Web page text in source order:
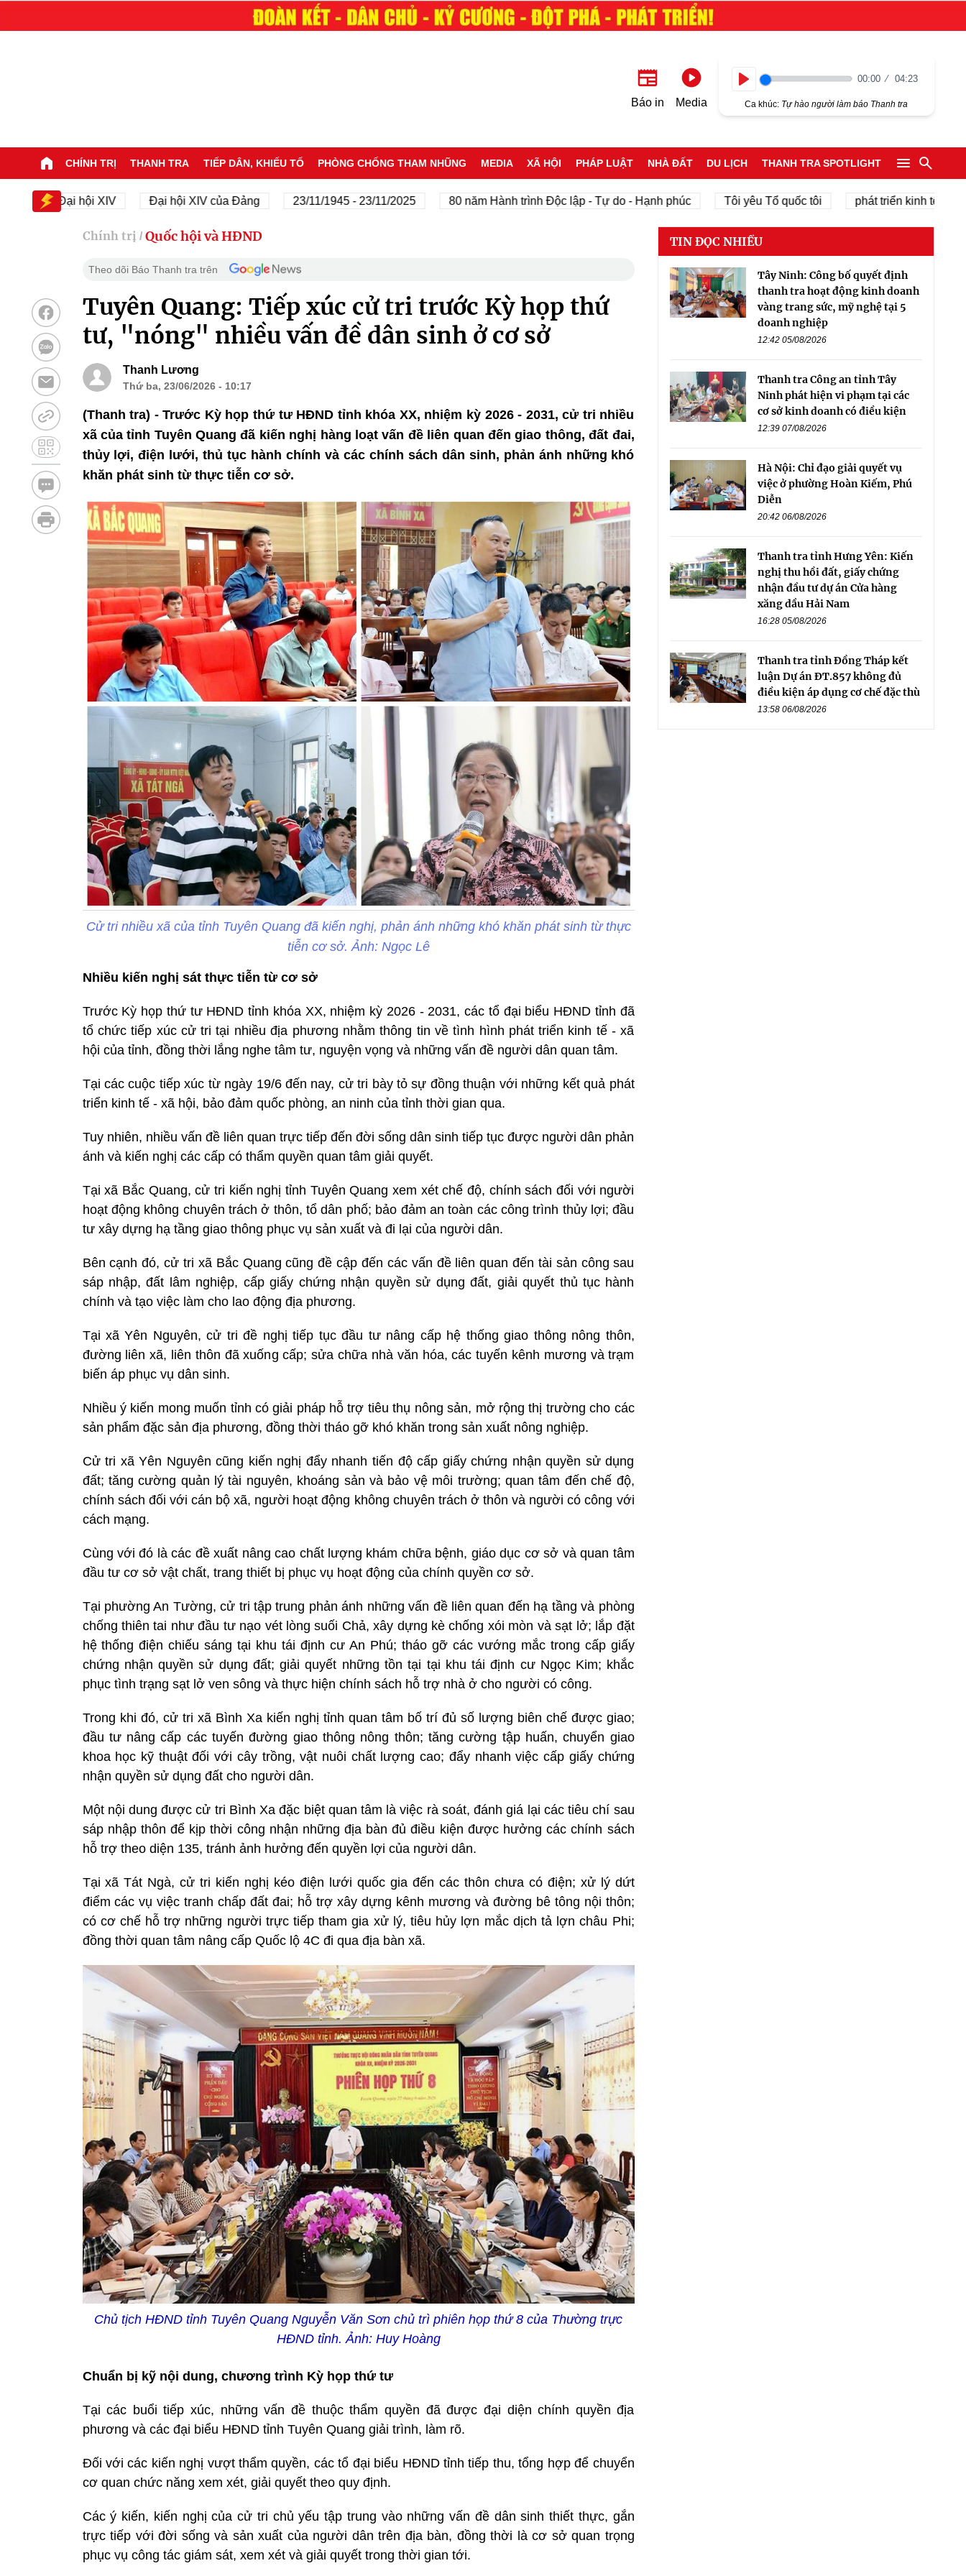
Báo in Media
00:00 04:23
Ca khúc: Tự hào người làm báo Thanh tra
CHÍNH TRỊ THANH TRA TIẾP DÂN, KHIẾU TỐ PHÒNG CHỐNG THAM NHŨNG MEDIA XÃ HỘI PHÁP LUẬT NHÀ ĐẤT DU LỊCH THANH TRA SPOTLIGHT
Đại hội XIV Đại hội XIV của Đảng 23/11/1945 - 23/11/2025 80 năm Hành trình Độc lập - Tự do - Hạnh phúc Tôi yêu Tổ quốc tôi phát triển kinh tế tư nhân
Chính trị / Quốc hội và HĐND
Theo dõi Báo Thanh tra trên
Tuyên Quang: Tiếp xúc cử tri trước Kỳ họp thứ
tư, "nóng" nhiều vấn đề dân sinh ở cơ sở
Thanh Lương
Thứ ba, 23/06/2026 - 10:17
(Thanh tra) - Trước Kỳ họp thứ tư HĐND tỉnh khóa XX, nhiệm kỳ 2026 - 2031, cử tri nhiều
xã của tỉnh Tuyên Quang đã kiến nghị hàng loạt vấn đề liên quan đến giao thông, đất đai,
thủy lợi, điện lưới, thủ tục hành chính và các chính sách dân sinh, phản ánh những khó
khăn phát sinh từ thực tiễn cơ sở.
Cử tri nhiều xã của tỉnh Tuyên Quang đã kiến nghị, phản ánh những khó khăn phát sinh từ thực
tiễn cơ sở. Ảnh: Ngọc Lê
Nhiều kiến nghị sát thực tiễn từ cơ sở
Trước Kỳ họp thứ tư HĐND tỉnh khóa XX, nhiệm kỳ 2026 - 2031, các tổ đại biểu HĐND tỉnh đã
tổ chức tiếp xúc cử tri tại nhiều địa phương nhằm thông tin về tình hình phát triển kinh tế - xã
hội của tỉnh, đồng thời lắng nghe tâm tư, nguyện vọng và những vấn đề người dân quan tâm.
Tại các cuộc tiếp xúc từ ngày 19/6 đến nay, cử tri bày tỏ sự đồng thuận với những kết quả phát
triển kinh tế - xã hội, bảo đảm quốc phòng, an ninh của tỉnh thời gian qua.
Tuy nhiên, nhiều vấn đề liên quan trực tiếp đến đời sống dân sinh tiếp tục được người dân phản
ánh và kiến nghị các cấp có thẩm quyền quan tâm giải quyết.
Tại xã Bắc Quang, cử tri kiến nghị tỉnh Tuyên Quang xem xét chế độ, chính sách đối với người
hoạt động không chuyên trách ở thôn, tổ dân phố; bảo đảm an toàn các công trình thủy lợi; đầu
tư xây dựng hạ tầng giao thông phục vụ sản xuất và đi lại của người dân.
Bên cạnh đó, cử tri xã Bắc Quang cũng đề cập đến các vấn đề liên quan đến tài sản công sau
sáp nhập, đất lâm nghiệp, cấp giấy chứng nhận quyền sử dụng đất, giải quyết thủ tục hành
chính và tạo việc làm cho lao động địa phương.
Tại xã Yên Nguyên, cử tri đề nghị tiếp tục đầu tư nâng cấp hệ thống giao thông nông thôn,
đường liên xã, liên thôn đã xuống cấp; sửa chữa nhà văn hóa, các tuyến kênh mương và trạm
biến áp phục vụ dân sinh.
Nhiều ý kiến mong muốn tỉnh có giải pháp hỗ trợ tiêu thụ nông sản, mở rộng thị trường cho các
sản phẩm đặc sản địa phương, đồng thời tháo gỡ khó khăn trong sản xuất nông nghiệp.
Cử tri xã Yên Nguyên cũng kiến nghị đẩy nhanh tiến độ cấp giấy chứng nhận quyền sử dụng
đất; tăng cường quản lý tài nguyên, khoáng sản và bảo vệ môi trường; quan tâm đến chế độ,
chính sách đối với cán bộ xã, người hoạt động không chuyên trách ở thôn và người có công với
cách mạng.
Cùng với đó là các đề xuất nâng cao chất lượng khám chữa bệnh, giáo dục cơ sở và quan tâm
đầu tư cơ sở vật chất, trang thiết bị phục vụ hoạt động của chính quyền cơ sở.
Tại phường An Tường, cử tri tập trung phản ánh những vấn đề liên quan đến hạ tầng và phòng
chống thiên tai như đầu tư nạo vét lòng suối Chả, xây dựng kè chống xói mòn và sạt lở; lắp đặt
hệ thống điện chiếu sáng tại khu tái định cư An Phú; tháo gỡ các vướng mắc trong cấp giấy
chứng nhận quyền sử dụng đất; giải quyết những tồn tại tại khu tái định cư Ngọc Kim; khắc
phục tình trạng sạt lở ven sông và thực hiện chính sách hỗ trợ nhà ở cho người có công.
Trong khi đó, cử tri xã Bình Xa kiến nghị tỉnh quan tâm bố trí đủ số lượng biên chế được giao;
đầu tư nâng cấp các tuyến đường giao thông nông thôn; tăng cường tập huấn, chuyển giao
khoa học kỹ thuật đối với cây trồng, vật nuôi chất lượng cao; đẩy nhanh việc cấp giấy chứng
nhận quyền sử dụng đất cho người dân.
Một nội dung được cử tri Bình Xa đặc biệt quan tâm là việc rà soát, đánh giá lại các tiêu chí sau
sáp nhập thôn để kịp thời công nhận những địa bàn đủ điều kiện được hưởng các chính sách
hỗ trợ theo diện 135, tránh ảnh hưởng đến quyền lợi của người dân.
Tại xã Tát Ngà, cử tri kiến nghị kéo điện lưới quốc gia đến các thôn chưa có điện; xử lý dứt
điểm các vụ việc tranh chấp đất đai; hỗ trợ xây dựng kênh mương và đường bê tông nội thôn;
có cơ chế hỗ trợ những người trực tiếp tham gia xử lý, tiêu hủy lợn mắc dịch tả lợn châu Phi;
đồng thời quan tâm nâng cấp Quốc lộ 4C đi qua địa bàn xã.
Chủ tịch HĐND tỉnh Tuyên Quang Nguyễn Văn Sơn chủ trì phiên họp thứ 8 của Thường trực
HĐND tỉnh. Ảnh: Huy Hoàng
Chuẩn bị kỹ nội dung, chương trình Kỳ họp thứ tư
Tại các buổi tiếp xúc, những vấn đề thuộc thẩm quyền đã được đại diện chính quyền địa
phương và các đại biểu HĐND tỉnh Tuyên Quang giải trình, làm rõ.
Đối với các kiến nghị vượt thẩm quyền, các tổ đại biểu HĐND tỉnh tiếp thu, tổng hợp để chuyển
cơ quan chức năng xem xét, giải quyết theo quy định.
Các ý kiến, kiến nghị của cử tri chủ yếu tập trung vào những vấn đề dân sinh thiết thực, gắn
trực tiếp với đời sống và sản xuất của người dân trên địa bàn, đồng thời là cơ sở quan trọng
phục vụ công tác giám sát, xem xét và giải quyết trong thời gian tới.
TIN ĐỌC NHIỀU
Tây Ninh: Công bố quyết định
thanh tra hoạt động kinh doanh
vàng trang sức, mỹ nghệ tại 5
doanh nghiệp
12:42 05/08/2026
Thanh tra Công an tỉnh Tây
Ninh phát hiện vi phạm tại các
cơ sở kinh doanh có điều kiện
12:39 07/08/2026
Hà Nội: Chỉ đạo giải quyết vụ
việc ở phường Hoàn Kiếm, Phú
Diễn
20:42 06/08/2026
Thanh tra tỉnh Hưng Yên: Kiến
nghị thu hồi đất, giấy chứng
nhận đầu tư dự án Cửa hàng
xăng dầu Hải Nam
16:28 05/08/2026
Thanh tra tỉnh Đồng Tháp kết
luận Dự án ĐT.857 không đủ
điều kiện áp dụng cơ chế đặc thù
13:58 06/08/2026